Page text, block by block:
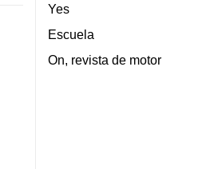
Yes
Escuela
On, revista de motor